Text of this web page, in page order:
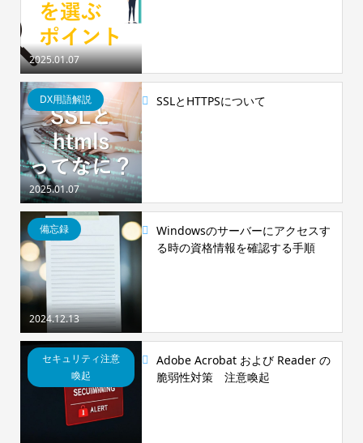
2025.01.07
2025.01.07
DX用語解説 SSLとHTTPSについて
2024.12.13
備忘録
Windowsのサーバーにアクセスす
る時の資格情報を確認する手順
セキュリティ注意
喚起
Adobe Acrobat および Reader の
脆弱性対策 注意喚起